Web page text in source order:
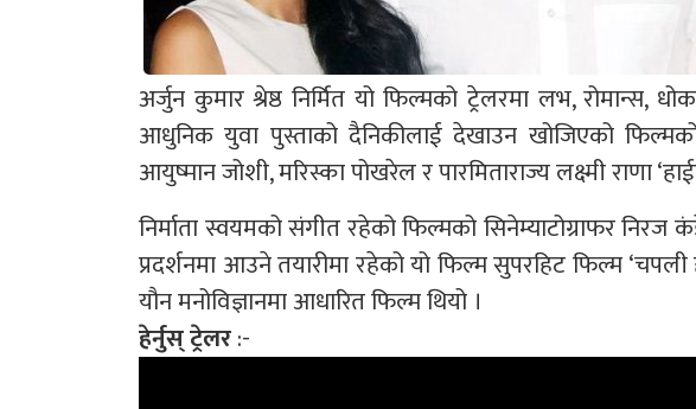
अर्जुन कुमार श्रेष्ठ निर्मित यो फिल्मको ट्रेलरमा लभ, रोमान्स,
आधुनिक युवा पुस्ताको दैनिकीलाई देखाउन खोजिएको
आयुष्मान जोशी, मरिस्का पोखरेल र पारमिताराज्य लक्ष्मी राणा
निर्माता स्वयमको संगीत रहेको फिल्मको सिनेम्याटोग्राफर
प्रदर्शनमा आउने तयारीमा रहेको यो फिल्म सुपरहिट फिल्म
यौन मनोविज्ञानमा आधारित फिल्म थियो ।
हेर्नुस् ट्रेलर:-